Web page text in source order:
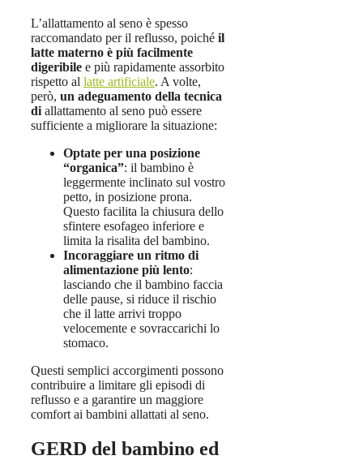
L’allattamento al seno è spesso
raccomandato per il reflusso, poiché il
latte materno è più facilmente
digeribile e più rapidamente assorbito
rispetto al latte artificiale. A volte,
però, un adeguamento della tecnica
di allattamento al seno può essere
sufficiente a migliorare la situazione:
Optate per una posizione
“organica”: il bambino è
leggermente inclinato sul vostro
petto, in posizione prona.
Questo facilita la chiusura dello
sfintere esofageo inferiore e
limita la risalita del bambino.
Incoraggiare un ritmo di
alimentazione più lento:
lasciando che il bambino faccia
delle pause, si riduce il rischio
che il latte arrivi troppo
velocemente e sovraccarichi lo
stomaco.
Questi semplici accorgimenti possono
contribuire a limitare gli episodi di
reflusso e a garantire un maggiore
comfort ai bambini allattati al seno.
GERD del bambino ed